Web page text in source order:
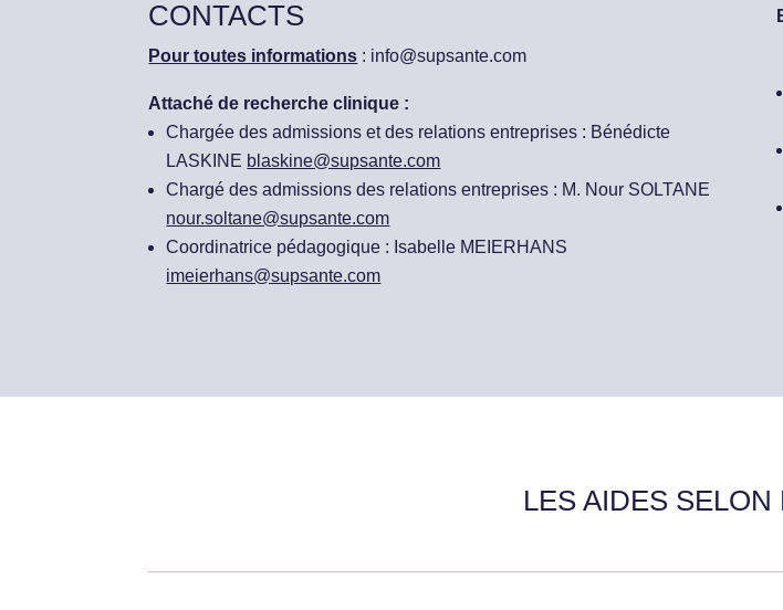
CONTACTS
Pour toutes informations : info@supsante.com
Attaché de recherche clinique :
Chargée des admissions et des relations entreprises : Bénédicte
LASKINE blaskine@supsante.com
Chargé des admissions des relations entreprises : M. Nour SOLTANE
nour.soltane@supsante.com
Coordinatrice pédagogique : Isabelle MEIERHANS
imeierhans@supsante.com
LES AIDES